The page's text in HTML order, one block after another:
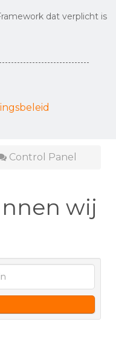
dat verplicht is
Control Panel
wij